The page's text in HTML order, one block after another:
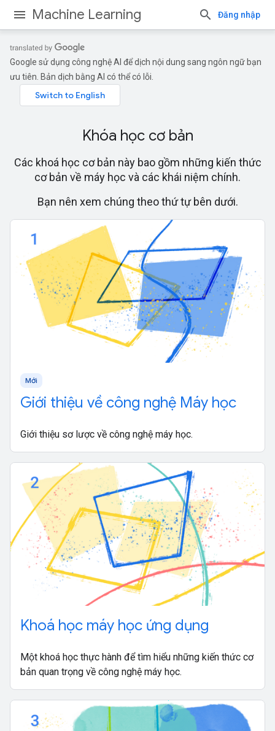
Machine Learning Đăng nhập
Google sử dụng công nghệ AI để dịch nội dung sang ngôn ngữ bạn
ưu tiên. Bản dịch bằng AI có thể có lỗi.
Khóa học cơ bản
Các khoá học cơ bản này bao gồm những kiến thức
cơ bản về máy học và các khái niệm chính.
Bạn nên xem chúng theo thứ tự bên dưới.
Mới
Giới thiệu về công nghệ Máy học
Giới thiệu sơ lược về công nghệ máy học.
Khoá học máy học ứng dụng
Một khoá học thực hành để tìm hiểu những kiến thức cơ
bản quan trọng về công nghệ máy học.